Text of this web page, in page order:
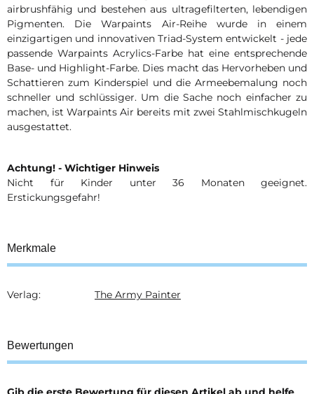
airbrushfähig und bestehen aus ultragefilterten, lebendigen
Pigmenten. Die Warpaints Air-Reihe wurde in einem
einzigartigen und innovativen Triad-System entwickelt - jede
passende Warpaints Acrylics-Farbe hat eine entsprechende
Base- und Highlight-Farbe. Dies macht das Hervorheben und
Schattieren zum Kinderspiel und die Armeebemalung noch
schneller und schlüssiger. Um die Sache noch einfacher zu
machen, ist Warpaints Air bereits mit zwei Stahlmischkugeln
ausgestattet.
Achtung! - Wichtiger Hinweis
Nicht für Kinder unter 36 Monaten geeignet.
Erstickungsgefahr!
Merkmale
Produkteigenschaft
Wert
Verlag: The Army Painter
Bewertungen